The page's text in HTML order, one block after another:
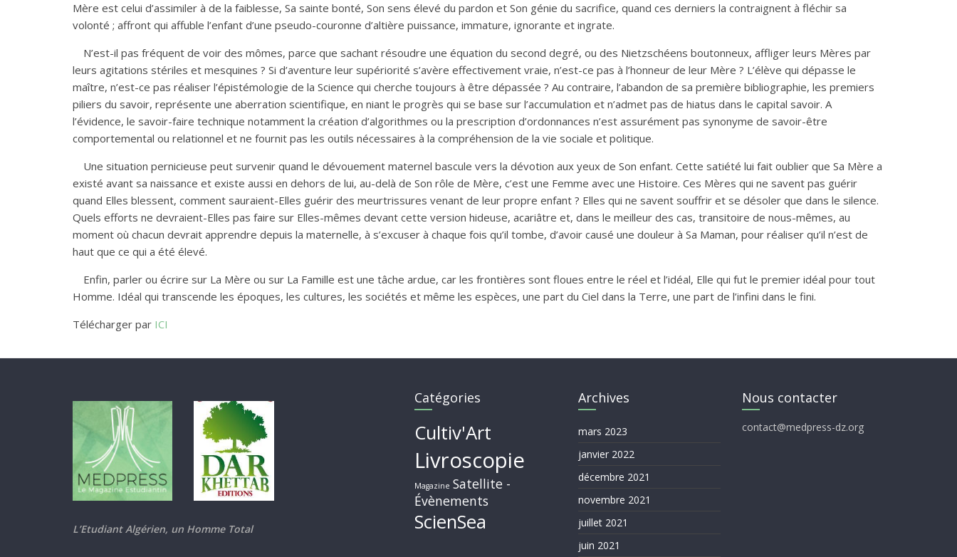
Mère est celui d’assimiler à de la faiblesse, Sa sainte bonté, Son sens élevé du pardon et Son génie du sacrifice, quand ces derniers la contraignent à fléchir sa
volonté ; affront qui affuble l’enfant d’une pseudo-couronne d’altière puissance, immature, ignorante et ingrate.
N’est-il pas fréquent de voir des mômes, parce que sachant résoudre une équation du second degré, ou des Nietzschéens boutonneux, affliger leurs Mères par
leurs agitations stériles et mesquines ? Si d’aventure leur supériorité s’avère effectivement vraie, n’est-ce pas à l’honneur de leur Mère ? L’élève qui dépasse le
maître, n’est-ce pas réaliser l’épistémologie de la Science qui cherche toujours à être dépassée ? Au contraire, l’abandon de sa première bibliographie, les premiers
piliers du savoir, représente une aberration scientifique, en niant le progrès qui se base sur l’accumulation et n’admet pas de hiatus dans le capital savoir. A
l’évidence, le savoir-faire technique notamment la création d’algorithmes ou la prescription d’ordonnances n’est assurément pas synonyme de savoir-être
comportemental ou relationnel et ne fournit pas les outils nécessaires à la compréhension de la vie sociale et politique.
Une situation pernicieuse peut survenir quand le dévouement maternel bascule vers la dévotion aux yeux de Son enfant. Cette satiété lui fait oublier que Sa Mère a
existé avant sa naissance et existe aussi en dehors de lui, au-delà de Son rôle de Mère, c’est une Femme avec une Histoire. Ces Mères qui ne savent pas guérir
quand Elles blessent, comment sauraient-Elles guérir des meurtrissures venant de leur propre enfant ? Elles qui ne savent souffrir et se désoler que dans le silence.
Quels efforts ne devraient-Elles pas faire sur Elles-mêmes devant cette version hideuse, acariâtre et, dans le meilleur des cas, transitoire de nous-mêmes, au
moment où chacun devrait apprendre depuis la maternelle, à s’excuser à chaque fois qu’il tombe, d’avoir causé une douleur à Sa Maman, pour réaliser qu’il n’est de
haut que ce qui a été élevé.
Enfin, parler ou écrire sur La Mère ou sur La Famille est une tâche ardue, car les frontières sont floues entre le réel et l’idéal, Elle qui fut le premier idéal pour tout
Homme. Idéal qui transcende les époques, les cultures, les sociétés et même les espèces, une part du Ciel dans la Terre, une part de l’infini dans le fini.
Télécharger par ICI
L’Etudiant Algérien, un Homme Total
Catégories
Cultiv'Art
Livroscopie
Magazine Satellite -
Évènements
ScienSea
Archives
mars 2023
janvier 2022
décembre 2021
novembre 2021
juillet 2021
juin 2021
Nous contacter
contact@medpress-dz.org